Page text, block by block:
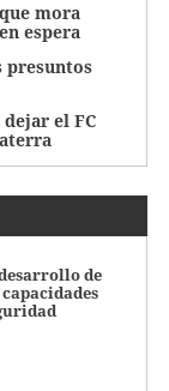
mora
espera
presuntos
el FC
de